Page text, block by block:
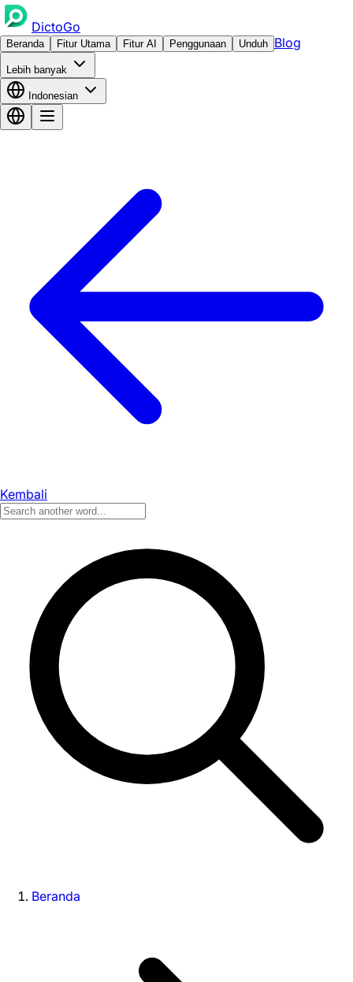
DictoGo
Beranda Fitur Utama Fitur AI Penggunaan Unduh Blog
Lebih banyak
Indonesian
Kembali
Beranda